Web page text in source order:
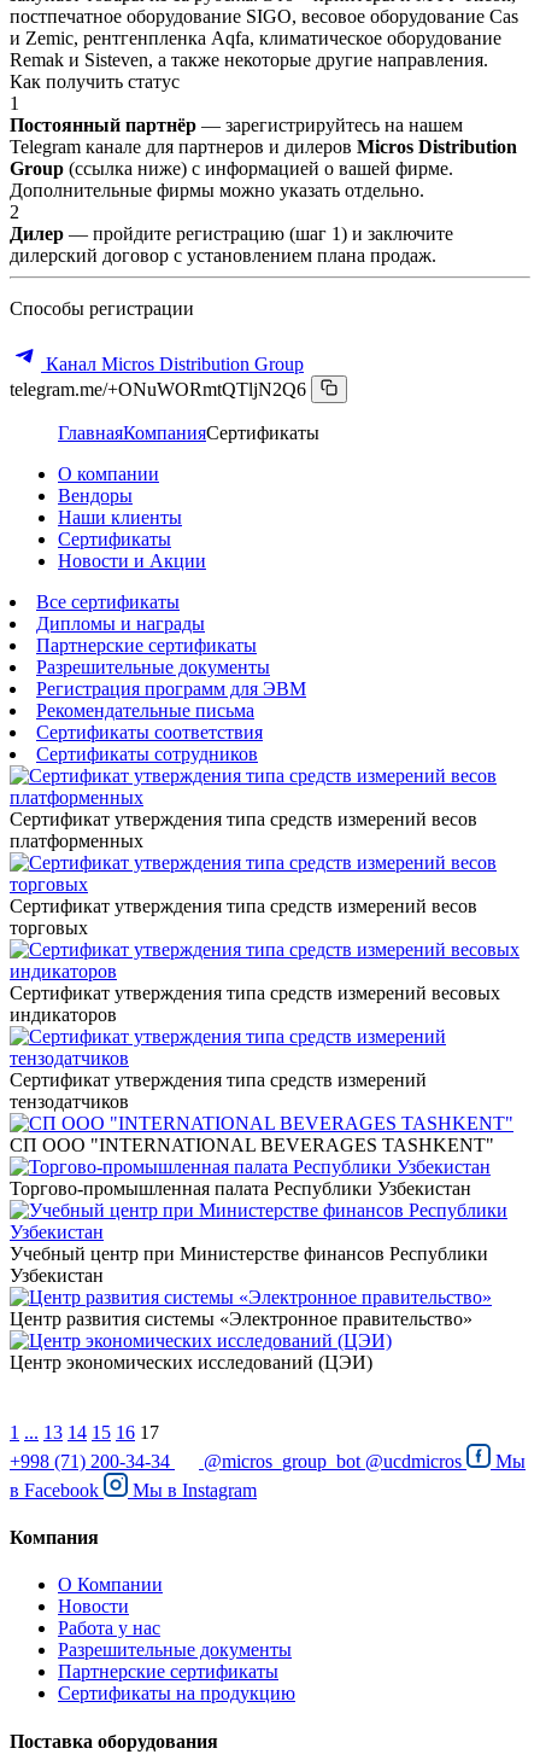
постпечатное оборудование SIGO, весовое оборудование Cas
и Zemic, рентгенпленка Aqfa, климатическое оборудование
Remak и Sisteven, а также некоторые другие направления.
Как получить статус
1
Постоянный партнёр — зарегистрируйтесь на нашем
Telegram канале для партнеров и дилеров Micros Distribution
Group (ссылка ниже) с информацией о вашей фирме.
Дополнительные фирмы можно указать отдельно.
2
Дилер — пройдите регистрацию (шаг 1) и заключите
дилерский договор с установлением плана продаж.
Способы регистрации
Канал Micros Distribution Group
telegram.me/+ONuWORmtQTljN2Q6
ГлавнаяКомпанияСертификаты
О компании
Вендоры
Наши клиенты
Сертификаты
Новости и Акции
Все сертификаты
Дипломы и награды
Партнерские сертификаты
Разрешительные документы
Регистрация программ для ЭВМ
Рекомендательные письма
Сертификаты соответствия
Сертификаты сотрудников
Сертификат утверждения типа средств измерений весов
платформенных
Сертификат утверждения типа средств измерений весов
торговых
Сертификат утверждения типа средств измерений весовых
индикаторов
Сертификат утверждения типа средств измерений
тензодатчиков
СП ООО "INTERNATIONAL BEVERAGES TASHKENT"
Торгово-промышленная палата Республики Узбекистан
Учебный центр при Министерстве финансов Республики
Узбекистан
Центр развития системы «Электронное правительство»
Центр экономических исследований (ЦЭИ)
1 ... 13 14 15 16 17
+998 (71) 200-34-34
@micros_group_bot @ucdmicros
Мы
в Facebook Мы в Instagram
Компания
О Компании
Новости
Работа у нас
Разрешительные документы
Партнерские сертификаты
Сертификаты на продукцию
Поставка оборудования